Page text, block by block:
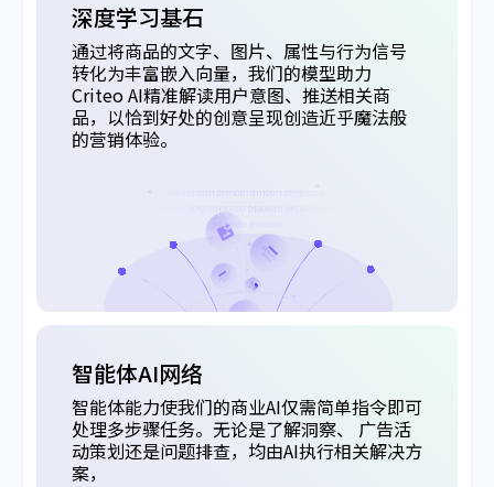
深度学习基石
通过将商品的文字、图片、属性与行为信号
转化为丰富嵌入向量，我们的模型助力
Criteo AI精准解读用户意图、推送相关商
品，以恰到好处的创意呈现创造近乎魔法般
的营销体验。
智能体AI网络
智能体能力使我们的商业AI仅需简单指令即可
处理多步骤任务。无论是了解洞察、 广告活
动策划还是问题排查，均由AI执行相关解决方
案，